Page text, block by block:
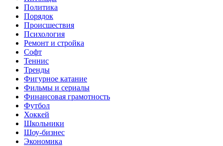
Политика
Порядок
Происшествия
Психология
Ремонт и стройка
Софт
Теннис
Тренды
Фигурное катание
Фильмы и сериалы
Финансовая грамотность
Футбол
Хоккей
Школьники
Шоу-бизнес
Экономика